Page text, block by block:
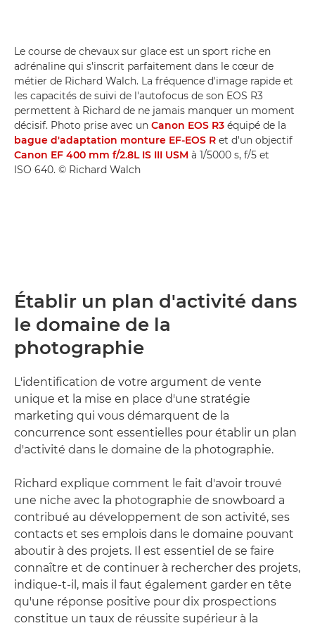
Le course de chevaux sur glace est un sport riche en
adrénaline qui s'inscrit parfaitement dans le cœur de
métier de Richard Walch. La fréquence d'image rapide et
les capacités de suivi de l'autofocus de son EOS R3
permettent à Richard de ne jamais manquer un moment
décisif. Photo prise avec un Canon EOS R3 équipé de la
bague d'adaptation monture EF-EOS R et d'un objectif
Canon EF 400 mm f/2.8L IS III USM à 1/5000 s, f/5 et
ISO 640. © Richard Walch
Établir un plan d'activité dans
le domaine de la
photographie
L'identification de votre argument de vente
unique et la mise en place d'une stratégie
marketing qui vous démarquent de la
concurrence sont essentielles pour établir un plan
d'activité dans le domaine de la photographie.
Richard explique comment le fait d'avoir trouvé
une niche avec la photographie de snowboard a
contribué au développement de son activité, ses
contacts et ses emplois dans le domaine pouvant
aboutir à des projets. Il est essentiel de se faire
connaître et de continuer à rechercher des projets,
indique-t-il, mais il faut également garder en tête
qu'une réponse positive pour dix prospections
constitue un taux de réussite supérieur à la